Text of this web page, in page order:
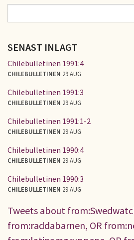
SÖKFORMULÄR
SENAST INLAGT
Chilebulletinen 1991:4
CHILEBULLETINEN 29 AUG
Chilebulletinen 1991:3
CHILEBULLETINEN 29 AUG
Chilebulletinen 1991:1-2
CHILEBULLETINEN 29 AUG
Chilebulletinen 1990:4
CHILEBULLETINEN 29 AUG
Chilebulletinen 1990:3
CHILEBULLETINEN 29 AUG
Tweets about
from:raddabarnen, OR